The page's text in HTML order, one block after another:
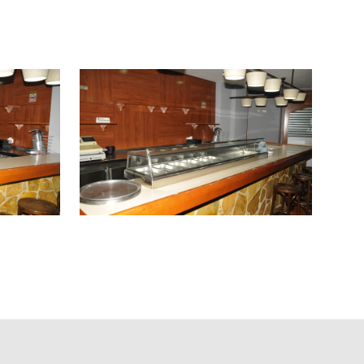
tanto durante la semana como los fines
pero significativamente bajo. ¡Contáctanos